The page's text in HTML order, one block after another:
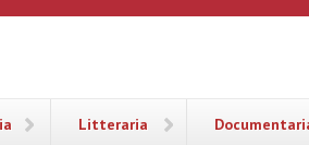
Litteraria